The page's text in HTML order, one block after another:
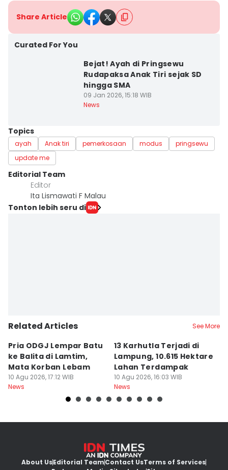
Share Article
Curated For You
Bejat! Ayah di Pringsewu
Rudapaksa Anak Tiri sejak SD
hingga SMA
09 Jan 2026, 15:18 WIB
News
Topics
ayah Anak tiri pemerkosaan modus
pringsewu
update me
Editorial Team
Editor
Ita Lismawati F Malau
Tonton lebih seru di
Related Articles See More
Pria ODGJ Lempar Batu
ke Balita di Lamtim,
Mata Korban Lebam
10 Agu 2026, 17:12 WIB
News
13 Karhutla Terjadi di
Lampung, 10.615 Hektare
Lahan Terdampak
10 Agu 2026, 16:03 WIB
News
About UsEditorial TeamContact UsTerms of Services